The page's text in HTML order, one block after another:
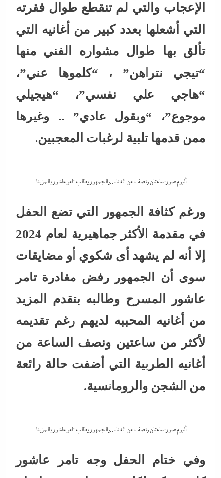
الإعجاب والتي لم تنقطع طوال فقرته
التي أشعلها بعدد كبير من أغانيه التي
تألق بها طوال مشواره الفني منها
“تيجي نتراهن” ، “كلموها عني”،
“هاجي علي نفسي”، “هيجيلي
موجوع”، “وبقول عادي” .. وغيرها
ممن قدمها تلبية لرغبات المعجبين.
ألبوم صور:ساعتان ونصف من الغناء..والجمهور يطالب تامر عاشور بالمزيد!
ورغم كثافة الجمهور التي تضع الحفل
في مقدمة الأكثر جماهيرية لعام 2024
إلا أنه لم يشهد أى شكوي أو مضايقات
سوى أن الجمهور رفض مغادرة تامر
عاشور المسرح وطالبه بتقدم المزيد
من أغانيه المحببه لديهم رغم تقديمه
لأكثر من ساعتين ونصف الساعة من
أغانيه الطربية التي أضفت حالة رائعة
من الشجن والرومانسية.
ألبوم صور:ساعتان ونصف من الغناء..والجمهور يطالب تامر عاشور بالمزيد!
وفي ختام الحفل وجه تامر عاشور